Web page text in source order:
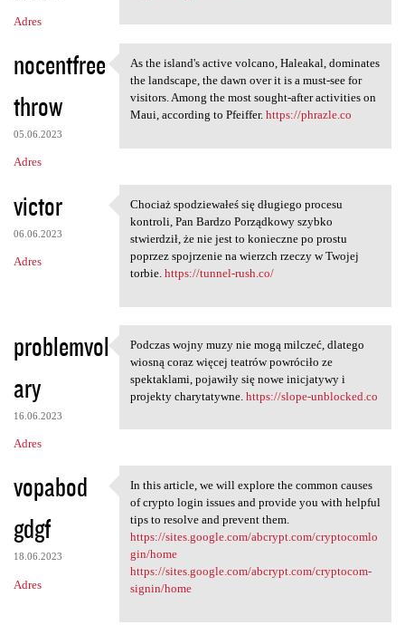
Adres
nocentfree
throw
05.06.2023
Adres
As the island's active
As the island's active volcano, Haleakal, dominates
the landscape, the dawn over it is a must-see for
visitors. Among the most sought-after activities on
Maui, according to Pfeiffer. https://phrazle.co
victor
06.06.2023
Adres
Chociaż spodziewałeś się
Chociaż spodziewałeś się długiego procesu
kontroli, Pan Bardzo Porządkowy szybko
stwierdził, że nie jest to konieczne po prostu
poprzez spojrzenie na wierzch rzeczy w Twojej
torbie. https://tunnel-rush.co/
problemvol
ary
16.06.2023
Adres
Podczas wojny muzy nie mogą
Podczas wojny muzy nie mogą milczeć, dlatego
wiosną coraz więcej teatrów powróciło ze
spektaklami, pojawiły się nowe inicjatywy i
projekty charytatywne. https://slope-unblocked.co
vopabod
gdgf
18.06.2023
Adres
In this article, we will
In this article, we will explore the common causes
of crypto login issues and provide you with helpful
tips to resolve and prevent them.
https://sites.google.com/abcrypt.com/cryptocomlo
gin/home
https://sites.google.com/abcrypt.com/cryptocom-
signin/home